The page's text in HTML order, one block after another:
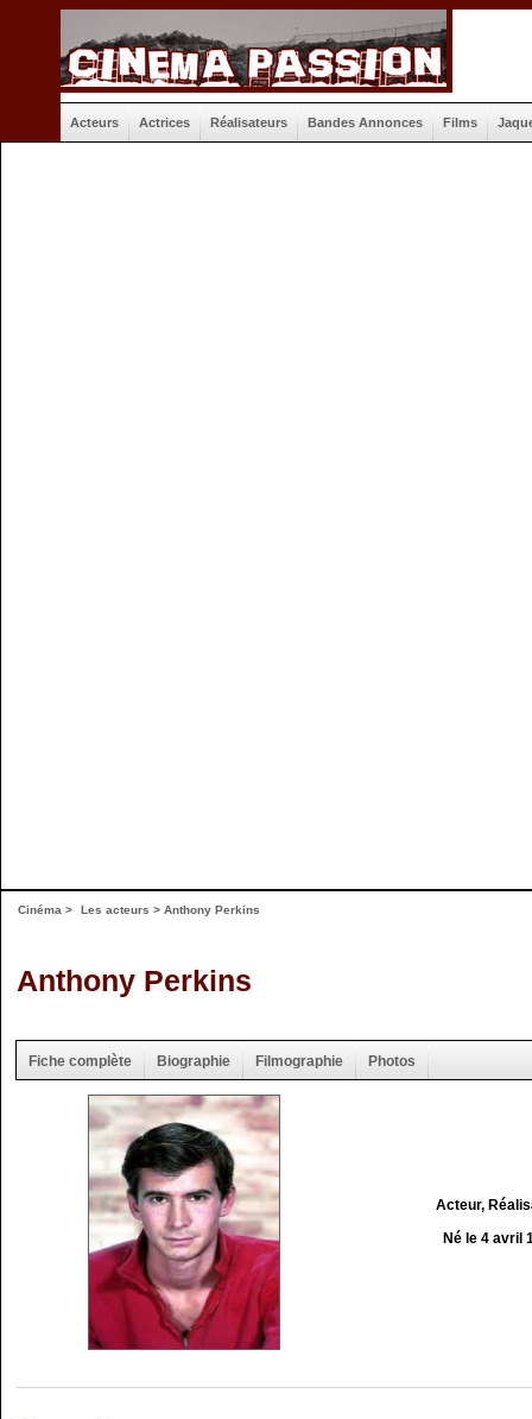
Acteurs Actrices Réalisateurs Bandes Annonces Films
Cinéma > Les acteurs > Anthony Perkins
Anthony Perkins
Fiche complète Biographie Filmographie Photos
Acteur,
Né le 4 avril